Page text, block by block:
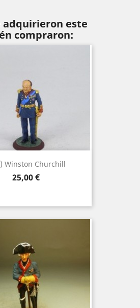
adquirieron este
compraron:
Winston Churchill
Precio
25,00 €